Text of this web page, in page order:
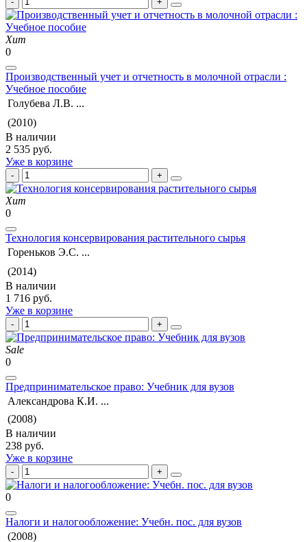
Хит
0
Производственный учет и отчетность в молочной отрасли :
Учебное пособие
Голубева Л.В. ...
(2010)
В наличии
2 535 руб.
Уже в корзине
Хит
0
Технология консервирования растительного сырья
Гореньков Э.С. ...
(2014)
В наличии
1 716 руб.
Уже в корзине
Sale
0
Предпринимательское право: Учебник для вузов
Александрова К.И. ...
(2008)
В наличии
238 руб.
Уже в корзине
0
Налоги и налогообложение: Учебн. пос. для вузов
(2008)